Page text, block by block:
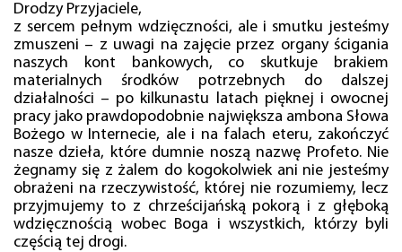
Drodzy Przyjaciele,
z sercem pełnym wdzięczności, ale i smutku jesteśmy
zmuszeni – z uwagi na zajęcie przez organy ścigania
naszych kont bankowych, co skutkuje brakiem
materialnych środków potrzebnych do dalszej
działalności – po kilkunastu latach pięknej i owocnej
pracy jako prawdopodobnie największa ambona Słowa
Bożego w Internecie, ale i na falach eteru, zakończyć
nasze dzieła, które dumnie noszą nazwę Profeto. Nie
żegnamy się z żalem do kogokolwiek ani nie jesteśmy
obrażeni na rzeczywistość, której nie rozumiemy, lecz
przyjmujemy to z chrześcijańską pokorą i z głęboką
wdzięcznością wobec Boga i wszystkich, którzy byli
częścią tej drogi.